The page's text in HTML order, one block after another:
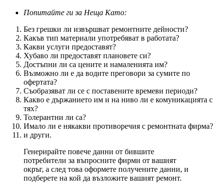
Попитайте ги за Неща Като:
Без грешки ли извършват ремонтните дейности?
Какъв тип материали употребяват в работата?
Какви услуги предоставят?
Хубаво ли предоставят плановете си?
Достъпни ли са цените и намаленията им?
Възможно ли е да водите преговори за сумите по
офертата?
Съобразяват ли се с поставените времеви периоди?
Какво е държанието им и на ниво ли е комуникацията с
тях?
Толерантни ли са?
Имало ли е някакви противоречия с ремонтната фирма?
и други.
Генерирайте повече данни от бившите
потребители за въпросните фирми от вашият
окръг, а след това оформете получените данни, и
подберете на кой да възложите вашият ремонт.